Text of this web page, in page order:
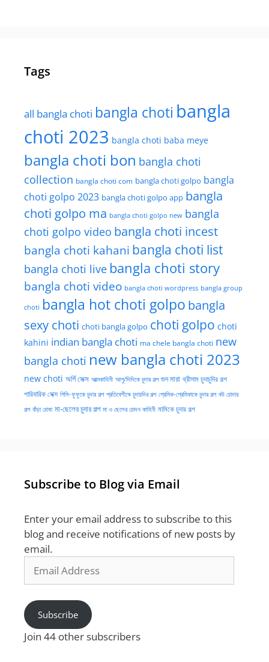
Tags
all bangla choti bangla choti bangla
choti 2023 bangla choti baba meye
bangla choti bon bangla choti
collection bangla choti com bangla choti golpo bangla
choti golpo 2023 bangla choti golpo app bangla
choti golpo ma bangla choti golpo new bangla
choti golpo video bangla choti incest
bangla choti kahani bangla choti list
bangla choti live bangla choti story
bangla choti video bangla choti wordpress bangla group
choti bangla hot choti golpo bangla
sexy choti choti bangla golpo choti golpo choti
kahini indian bangla choti ma chele bangla choti new
bangla choti new bangla choti 2023
new choti অর্গি সেক্স আত্মকাহিনী আপু/দিদিকে চুদার গল্প গুদ মারা থ্রীসাম চুদাচুদির গল্প
পারিবারিক সেক্স পিসি-ফুফুকে চুদার গল্প প্রতিবেশীকে চুদাচদির গল্প প্রেমিক-প্রেমিকাকে চুদার গল্প বউ চোদার
গল্প বাঁড়া চোষা মা-ছেলের চুদার গল্প মা ও ছেলের চোদন কাহিনী মামিকে চুদার গল্প
Subscribe to Blog via Email
Enter your email address to subscribe to this
blog and receive notifications of new posts by
email.
Address
Subscribe
Join 44 other subscribers